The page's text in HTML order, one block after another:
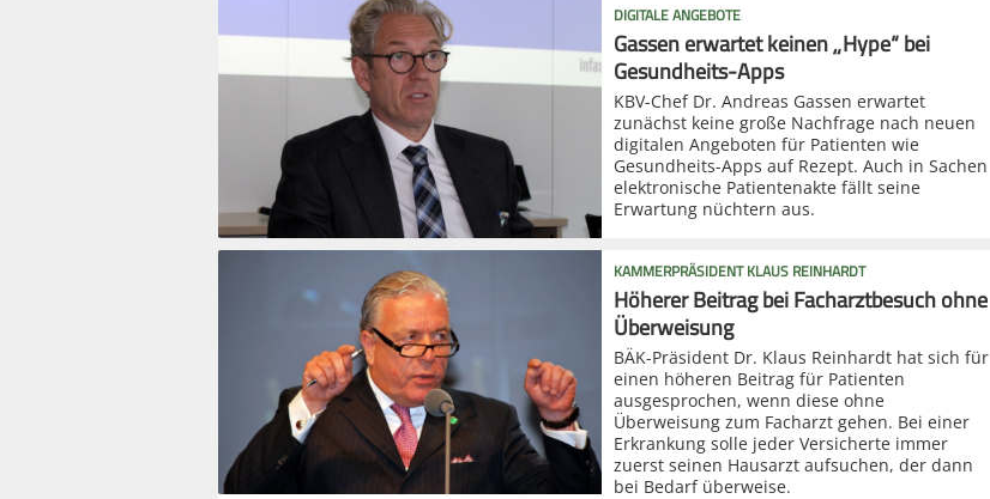
DIGITALE ANGEBOTE
Gassen erwartet keinen „Hype“ bei
Gesundheits-Apps
KBV-Chef Dr. Andreas Gassen erwartet
zunächst keine große Nachfrage nach neuen
digitalen Angeboten für Patienten wie
Gesundheits-Apps auf Rezept. Auch in Sachen
elektronische Patientenakte fällt seine
Erwartung nüchtern aus.
KAMMERPRÄSIDENT KLAUS REINHARDT
Höherer Beitrag bei Facharztbesuch ohne
Überweisung
BÄK-Präsident Dr. Klaus Reinhardt hat sich für
einen höheren Beitrag für Patienten
ausgesprochen, wenn diese ohne
Überweisung zum Facharzt gehen. Bei einer
Erkrankung solle jeder Versicherte immer
zuerst seinen Hausarzt aufsuchen, der dann
bei Bedarf überweise.